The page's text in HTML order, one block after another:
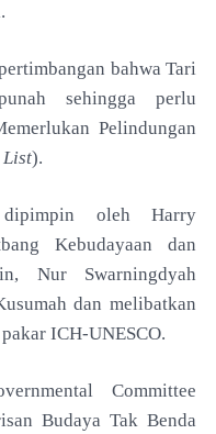
bahwa Tari
sehingga perlu
Pelindungan
List).
dipimpin oleh Harry
Kebudayaan dan
Nur Swarningdyah
dan melibatkan
ICH-UNESCO.
Committee
Budaya Tak Benda